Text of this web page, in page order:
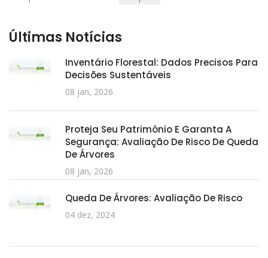
Pesquisar
Últimas Notícias
Inventário Florestal: Dados Precisos Para
Decisões Sustentáveis
08 jan, 2026
Proteja Seu Patrimônio E Garanta A
Segurança: Avaliação De Risco De Queda
De Árvores
08 jan, 2026
Queda De Árvores: Avaliação De Risco
04 dez, 2024